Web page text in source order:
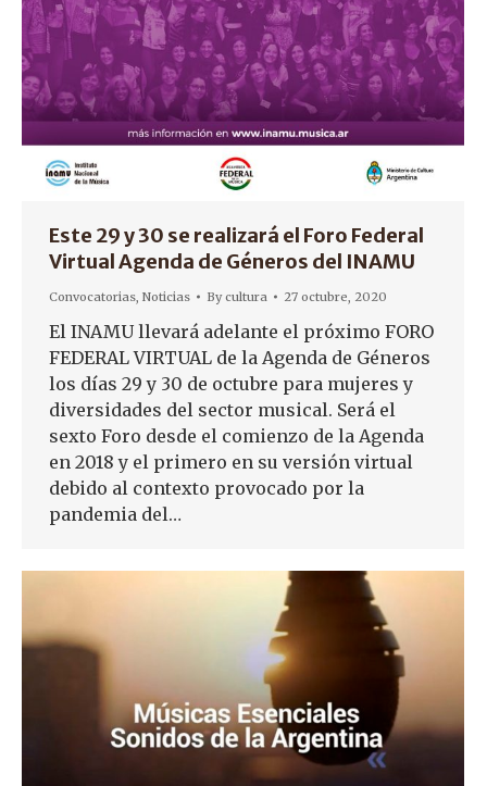
Este 29 y 30 se realizará el Foro Federal
Virtual Agenda de Géneros del INAMU
Convocatorias, Noticias Bycultura 27 octubre, 2020
El INAMU llevará adelante el próximo FORO
FEDERAL VIRTUAL de la Agenda de Géneros
los días 29 y 30 de octubre para mujeres y
diversidades del sector musical. Será el
sexto Foro desde el comienzo de la Agenda
en 2018 y el primero en su versión virtual
debido al contexto provocado por la
pandemia del…